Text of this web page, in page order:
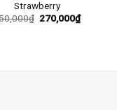
Strawberry
₫ Giá
270,000₫Giá
hiện